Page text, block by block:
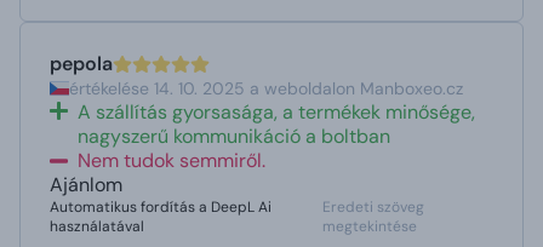
pepola
értékelése 14. 10. 2025 a weboldalon Manboxeo.cz
A szállítás gyorsasága, a termékek minősége,
nagyszerű kommunikáció a boltban
Nem tudok semmiről.
Ajánlom
Automatikus fordítás a DeepL Ai
használatával
Eredeti szöveg
megtekintése